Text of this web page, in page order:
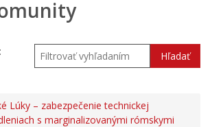
Hľadať
Lúky – zabezpečenie technickej
s marginalizovanými rómskymi